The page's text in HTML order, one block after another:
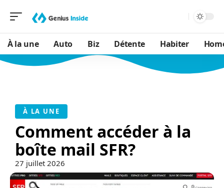
À la une Auto Biz Détente Habiter
À LA UNE
Comment accéder à la
boîte mail SFR?
27 juillet 2026